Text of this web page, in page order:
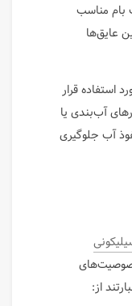
بام مناسب
عایق‌ها
استفاده قرار
آب‌بندی یا
آب جلوگیری
از: